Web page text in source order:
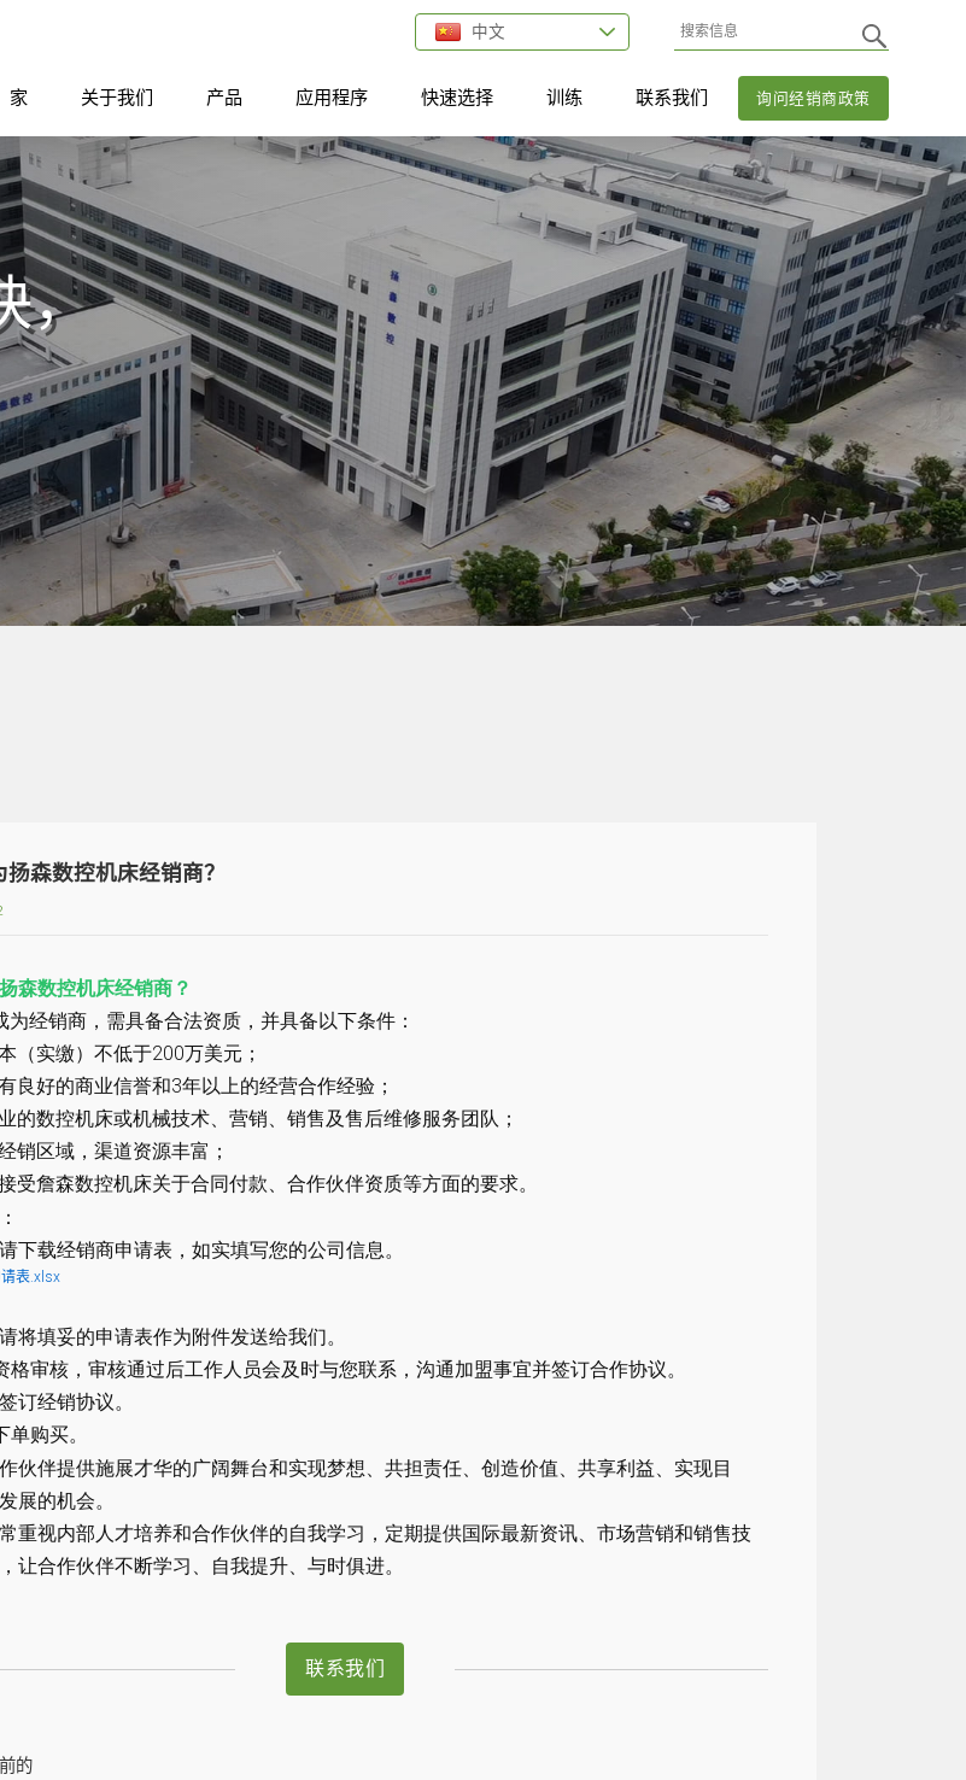
中文
询问经销商政策
家 关于我们 产品 应用程序 快速选择 训练 联系我们
，
森数控机床经销商？
森数控机床经销商？
为经销商，需具备合法资质，并具备以下条件：
（实缴）不低于200万美元；
良好的商业信誉和3年以上的经营合作经验；
的数控机床或机械技术、营销、销售及售后维修服务团队；
销区域，渠道资源丰富；
受詹森数控机床关于合同付款、合作伙伴资质等方面的要求。
下载经销商申请表，如实填写您的公司信息。
表.xlsx
将填妥的申请表作为附件发送给我们。
格审核，审核通过后工作人员会及时与您联系，沟通加盟事宜并签订合作协议。
订经销协议。
单购买。
伙伴提供施展才华的广阔舞台和实现梦想、共担责任、创造价值、共享利益、实现目
展的机会。
重视内部人才培养和合作伙伴的自我学习，定期提供国际最新资讯、市场营销和销售技
让合作伙伴不断学习、自我提升、与时俱进。
联系我们
的